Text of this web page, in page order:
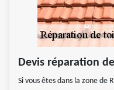
Devis réparation
Si vous êtes dans la zone de